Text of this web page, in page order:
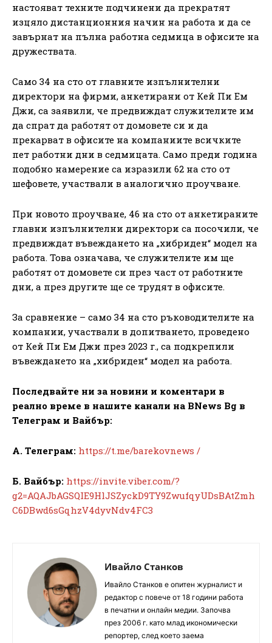
настояват техните подчинени да прекратят
изцяло дистанционния начин на работа и да се
завърнат на пълна работна седмица в офисите на
дружествата.
Само 34 на сто от главните изпълнителни
директори на фирми, анкетирани от Кей Пи Ем
Джи, са заявили, че предвиждат служителите им
да спрат да работят от домовете си и да
прекарват в офисите на компаниите всичките
пет работни дни в седмицата. Само преди година
подобно намерение са изразили 62 на сто от
шефовете, участвали в аналогично проучване.
При новото проучване, 46 на сто от анкетираните
главни изпълнителни директори са посочили, че
предвиждат въвеждането на „хибриден“ модел на
работа. Това означава, че служителите им ще
работят от домовете си през част от работните
дни, а през другите ще се трудят в офисите.
За сравнение – само 34 на сто ръководителите на
компании, участвали в допитването, проведено
от Кей Пи Ем Джи през 2023 г., са подкрепили
въвеждането на „хибриден“ модел на работа.
Последвайте ни за новини и коментари в
реално време в нашите канали на BNews Bg в
Телеграм и Вайбър:
А. Телеграм: https://t.me/barekovnews /
Б. Вайбър: https://invite.viber.com/?
g2=AQAJbAGSQIE9HlJSZyckD9TY9ZwufqyUDsBAtZmh
C6DBwd6sGqhzV4dyvNdv4FC3
Ивайло Станков
Ивайло Станков е опитен журналист и
редактор с повече от 18 години работа
в печатни и онлайн медии. Започва
през 2006 г. като млад икономически
репортер, след което заема